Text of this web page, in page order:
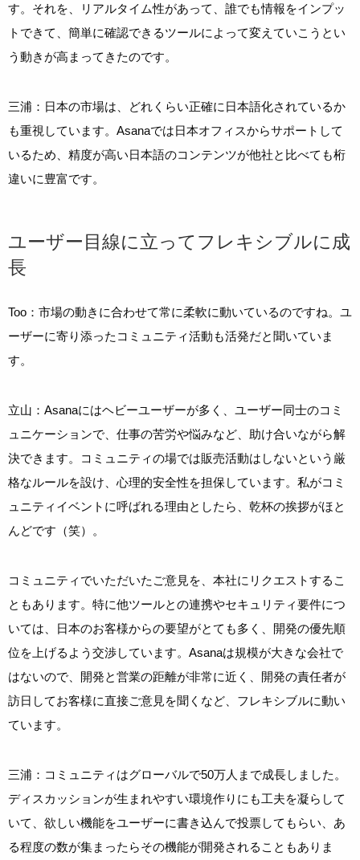
す。それを、リアルタイム性があって、誰でも情報をインプッ
トできて、簡単に確認できるツールによって変えていこうとい
う動きが高まってきたのです。
三浦：日本の市場は、どれくらい正確に日本語化されているか
も重視しています。Asanaでは日本オフィスからサポートして
いるため、精度が高い日本語のコンテンツが他社と比べても桁
違いに豊富です。
ユーザー目線に立ってフレキシブルに成
長
Too：市場の動きに合わせて常に柔軟に動いているのですね。ユ
ーザーに寄り添ったコミュニティ活動も活発だと聞いていま
す。
立山：Asanaにはヘビーユーザーが多く、ユーザー同士のコミ
ュニケーションで、仕事の苦労や悩みなど、助け合いながら解
決できます。コミュニティの場では販売活動はしないという厳
格なルールを設け、心理的安全性を担保しています。私がコミ
ュニティイベントに呼ばれる理由としたら、乾杯の挨拶がほと
んどです（笑）。
コミュニティでいただいたご意見を、本社にリクエストするこ
ともあります。特に他ツールとの連携やセキュリティ要件につ
いては、日本のお客様からの要望がとても多く、開発の優先順
位を上げるよう交渉しています。Asanaは規模が大きな会社で
はないので、開発と営業の距離が非常に近く、開発の責任者が
訪日してお客様に直接ご意見を聞くなど、フレキシブルに動い
ています。
三浦：コミュニティはグローバルで50万人まで成長しました。
ディスカッションが生まれやすい環境作りにも工夫を凝らして
いて、欲しい機能をユーザーに書き込んで投票してもらい、あ
る程度の数が集まったらその機能が開発されることもありま